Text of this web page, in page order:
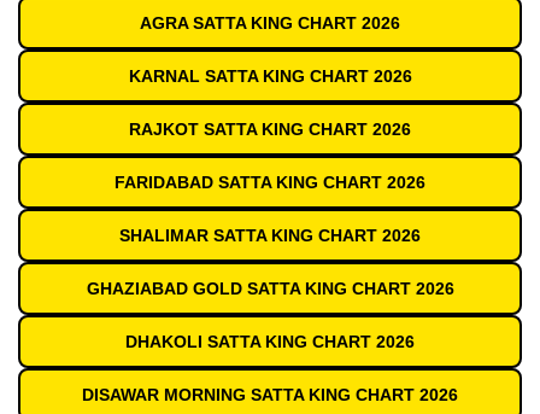
AGRA SATTA KING CHART 2026
KARNAL SATTA KING CHART 2026
RAJKOT SATTA KING CHART 2026
FARIDABAD SATTA KING CHART 2026
SHALIMAR SATTA KING CHART 2026
GHAZIABAD GOLD SATTA KING CHART 2026
DHAKOLI SATTA KING CHART 2026
DISAWAR MORNING SATTA KING CHART 2026